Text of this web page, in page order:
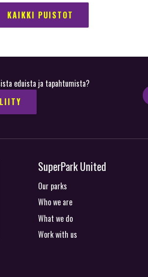
KAIKKI PUISTOT
eduista ja tapahtumista?
SuperPark United
Our parks
Who we are
What we do
Work with us